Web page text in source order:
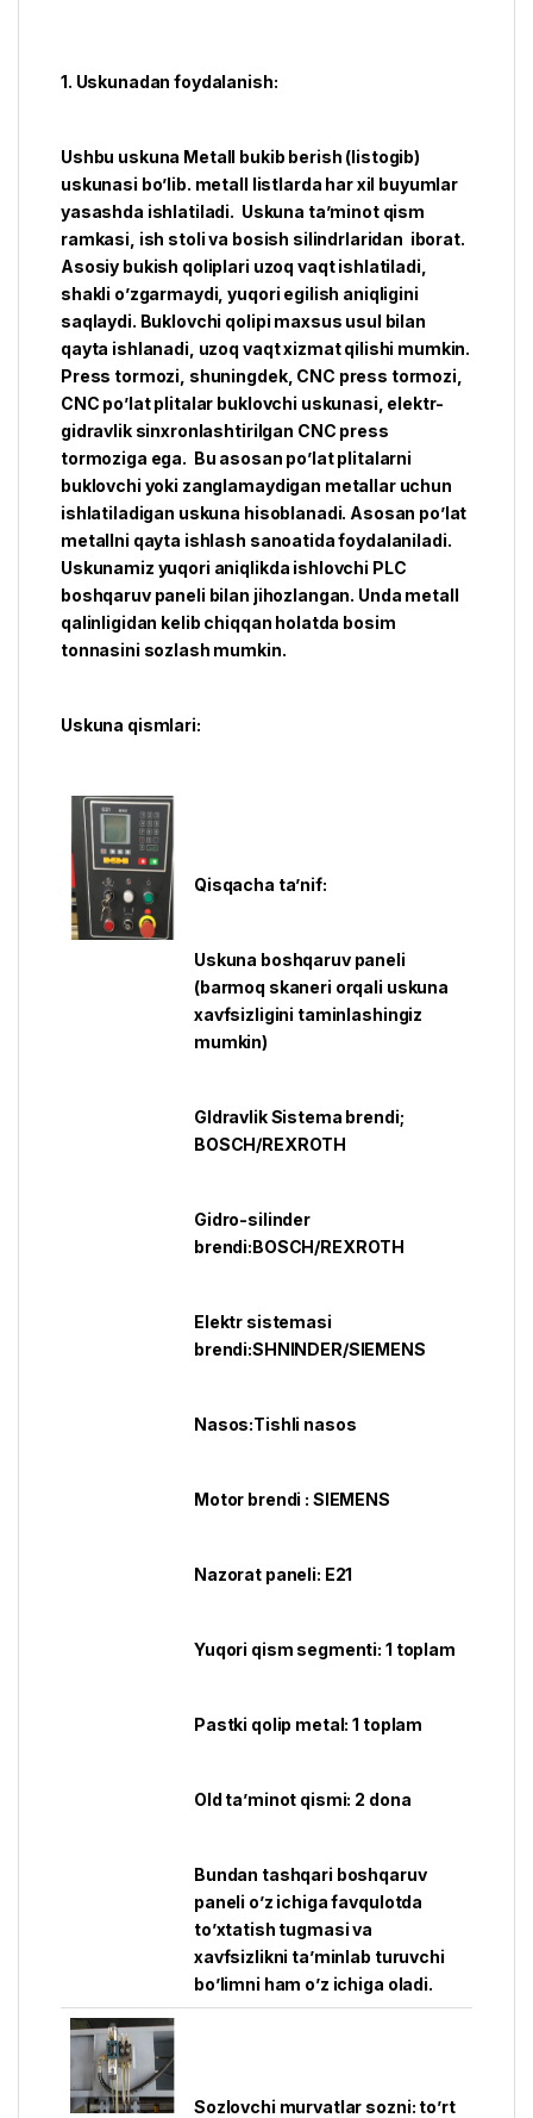
1. Uskunadan foydalanish:
Ushbu uskuna Metall bukib berish (listogib)
uskunasi bo’lib. metall listlarda har xil buyumlar
yasashda ishlatiladi. Uskuna ta’minot qism
ramkasi, ish stoli va bosish silindrlaridan iborat.
Asosiy bukish qoliplari uzoq vaqt ishlatiladi,
shakli o’zgarmaydi, yuqori egilish aniqligini
saqlaydi. Buklovchi qolipi maxsus usul bilan
qayta ishlanadi, uzoq vaqt xizmat qilishi mumkin.
Press tormozi, shuningdek, CNC press tormozi,
CNC po’lat plitalar buklovchi uskunasi, elektr-
gidravlik sinxronlashtirilgan CNC press
tormoziga ega. Bu asosan po’lat plitalarni
buklovchi yoki zanglamaydigan metallar uchun
ishlatiladigan uskuna hisoblanadi. Asosan po’lat
metallni qayta ishlash sanoatida foydalaniladi.
Uskunamiz yuqori aniqlikda ishlovchi PLC
boshqaruv paneli bilan jihozlangan. Unda metall
qalinligidan kelib chiqqan holatda bosim
tonnasini sozlash mumkin.
Uskuna qismlari:
Qisqacha ta’nif:
Uskuna boshqaruv paneli
(barmoq skaneri orqali uskuna
xavfsizligini taminlashingiz
mumkin)
GIdravlik Sistema brendi;
BOSCH/REXROTH
Gidro-silinder
brendi:BOSCH/REXROTH
Elektr sistemasi
brendi:SHNINDER/SIEMENS
Nasos:Tishli nasos
Motor brendi : SIEMENS
Nazorat paneli: E21
Yuqori qism segmenti: 1 toplam
Pastki qolip metal: 1 toplam
Old ta’minot qismi: 2 dona
Bundan tashqari boshqaruv
paneli o’z ichiga favqulotda
to’xtatish tugmasi va
xavfsizlikni ta’minlab turuvchi
bo’limni ham o’z ichiga oladi.
Sozlovchi murvatlar sozni: to’rt